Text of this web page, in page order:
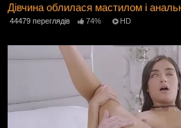
Дівчина облилася мастилом і
44479 переглядів 74% HD